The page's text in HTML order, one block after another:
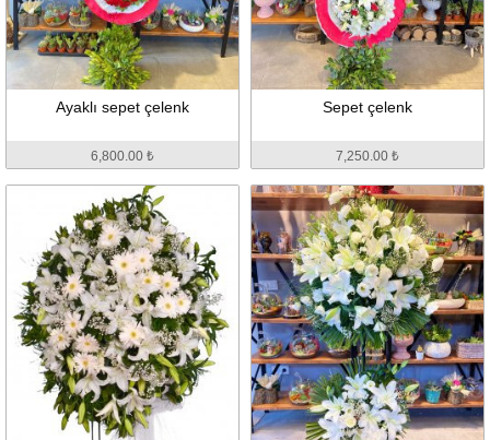
Ayaklı sepet çelenk
6,800.00 ₺
Sepet çelenk
7,250.00 ₺